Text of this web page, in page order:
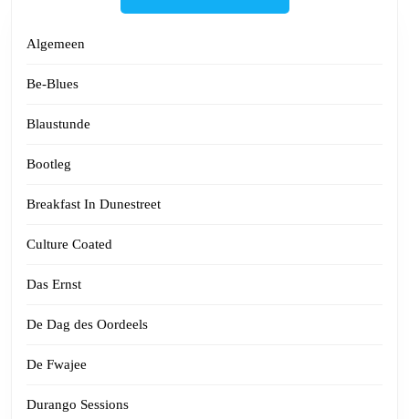
Algemeen
Be-Blues
Blaustunde
Bootleg
Breakfast In Dunestreet
Culture Coated
Das Ernst
De Dag des Oordeels
De Fwajee
Durango Sessions